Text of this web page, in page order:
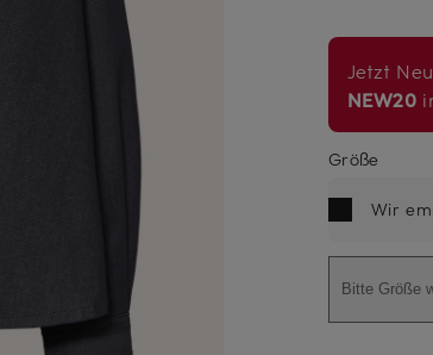
Jetzt
NEW20
Größe
Wir
Bitte Größe